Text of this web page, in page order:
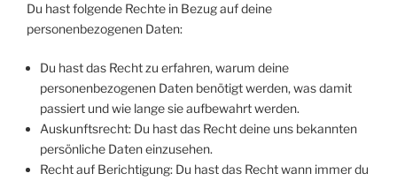
Du hast folgende Rechte in Bezug auf deine
personenbezogenen Daten:
Du hast das Recht zu erfahren, warum deine
personenbezogenen Daten benötigt werden, was damit
passiert und wie lange sie aufbewahrt werden.
Auskunftsrecht: Du hast das Recht deine uns bekannten
persönliche Daten einzusehen.
Recht auf Berichtigung: Du hast das Recht wann immer du